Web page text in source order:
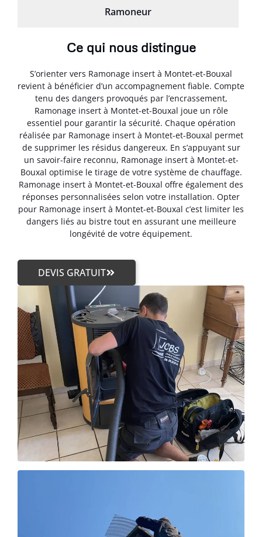
Ramoneur
Ce qui nous distingue
S’orienter vers Ramonage insert à Montet-et-Bouxal
revient à bénéficier d’un accompagnement fiable. Compte
tenu des dangers provoqués par l’encrassement,
Ramonage insert à Montet-et-Bouxal joue un rôle
essentiel pour garantir la sécurité. Chaque opération
réalisée par Ramonage insert à Montet-et-Bouxal permet
de supprimer les résidus dangereux. En s’appuyant sur
un savoir-faire reconnu, Ramonage insert à Montet-et-
Bouxal optimise le tirage de votre système de chauffage.
Ramonage insert à Montet-et-Bouxal offre également des
réponses personnalisées selon votre installation. Opter
pour Ramonage insert à Montet-et-Bouxal c’est limiter les
dangers liés au bistre tout en assurant une meilleure
longévité de votre équipement.
DEVIS GRATUIT